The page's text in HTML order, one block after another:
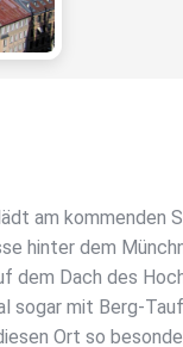
am kommenden
hinter dem
dem Dach des
sogar mit Berg-
Ort so